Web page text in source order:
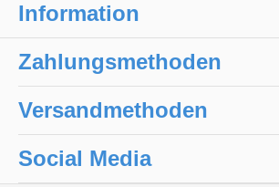
Information
Zahlungsmethoden
Versandmethoden
Social Media